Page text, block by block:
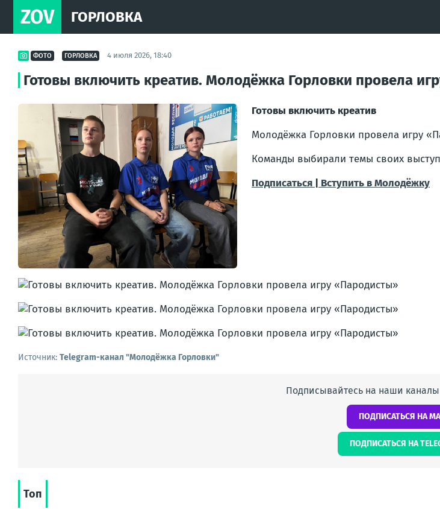
ZOV ГОРЛОВКА
ФОТО ГОРЛОВКА 4 июля 2026, 18:40
Готовы включить креатив. Молодёжка Горловки провела
Готовы включить креатив
Молодёжка Горловки провела игру
Команды выбирали темы своих
Подписаться
Вступить в Молодёжку
Источник: Telegram-канал "Молодёжка Горловки"
Подписывайтесь на наши
ПОДПИСАТЬСЯ НА
ПОДПИСАТЬСЯ НА
Топ